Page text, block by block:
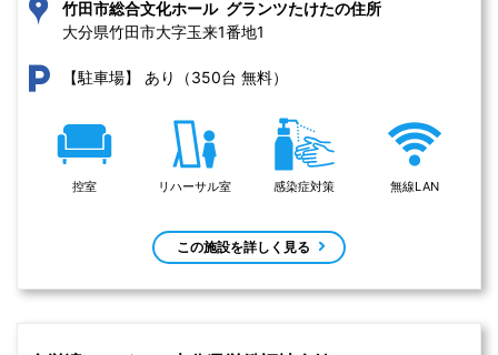
竹田市総合文化ホール グランツたけたの住所
大分県竹田市大字玉来1番地1
【駐車場】 あり（350台 無料）
控室 リハーサル室 感染症対策 無線LAN
この施設を詳しく見る